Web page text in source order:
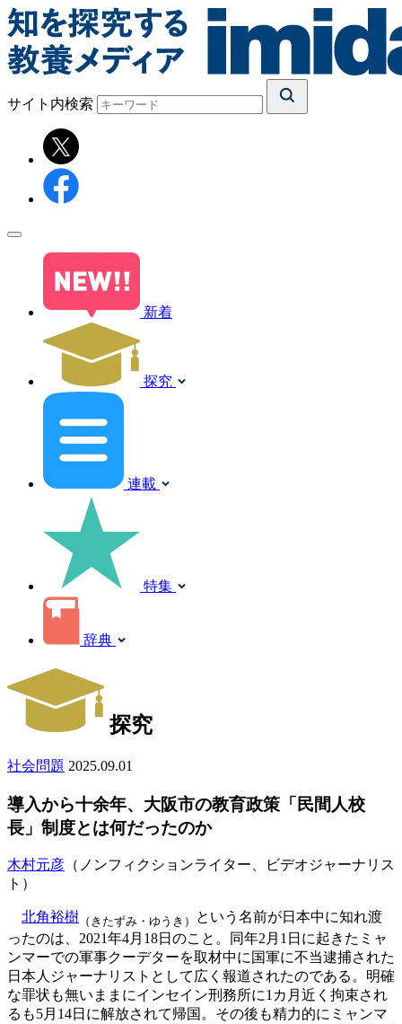
サイト内検索
新着
探究
連載
特集
辞典
探究
社会問題 2025.09.01
導入から十余年、大阪市の教育政策「民間人校
長」制度とは何だったのか
木村元彦 （ノンフィクションライター、ビデオジャーナリス
ト）
北角裕樹 （きたずみ・ゆうき）
という名前が日本中に知れ渡
ったのは、2021年4月18日のこと。同年2月1日に起きたミャ
ンマーでの軍事クーデターを取材中に国軍に不当逮捕された
日本人ジャーナリストとして広く報道されたのである。明確
な罪状も無いままにインセイン刑務所に1カ月近く拘束され
るも5月14日に解放されて帰国。その後も精力的にミャンマ